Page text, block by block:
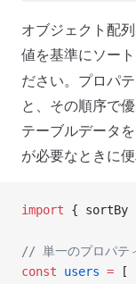
オブジェクト配
値を基準にソー
ださい。プロパ
と、その順序で
テーブルデータ
が必要なときに便
import { sortBy
// 単一のプロパテ
const users = [